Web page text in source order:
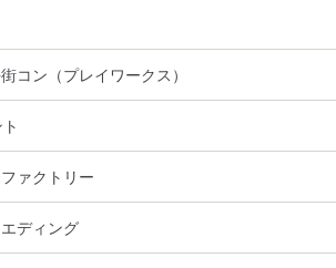
コン（プレイワークス）
ァクトリー
ディング